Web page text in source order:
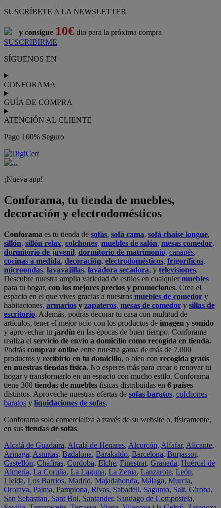
¡Nueva app!
Conforama, tu tienda de muebles,
decoración y electrodomésticos
Conforama
sillón,sillón relax,colchones
dormitorio de juvenil
cocinas a medida,decoración
Descubre nuestra amplia variedad de estilos en cualquier
para tu hogar,
espacio en el que vives gracias a nuestros
habitaciones,
escritorio. Además, podrás decorar tu casa con multitud de
artículos, tener el mejor ocio con los productos de
y aprovechar tu
en las épocas de buen tiempo. Conforama
realiza elservicio de envío a domicilio como recogida en tienda.
Podráscomprar onlineentre nuestra gama de más de 7.000
recibirlo en tu domicilio
No esperes más para crear o renovar tu
hogar y transformarlo en un espacio con mucho estilo. Conforama
tiene 300tiendas de mueblesfísicas distribuidas en6 países
distintos. Aproveche nuestras ofertas desofas baratos,colchones
baratosyliquidaciones de sofas.
Conforama solo comercializa a través de su website o, físicamente,
en sus tiendas de sofás.
Alcalá de Guadaíra,Alcalá de Henares,Alcorcón,Alfafar ,Alicante,
Arinaga,Asturias,Badalona,Barakaldo,Barcelona,Burjassot
Castellón ,Chafiras,Cordoba,Elche ,Finestrat, Granada,Huércal de
Almería,La Coruña,La Laguna,La Zenia,Lanzarote ,León,
Lleida,Los Barrios,Madrid, Majadahonda,Málaga,Murcia,
Orotava,Palma, Pamplona,Rivas,Sabadell ,Sagunto, Salt, Girona
San Sebastian,Sant Boi, Santander,Santiago de Compostela,
Sevilla,Tamaraceite,Terrassa, Viana,Vilanova i la Geltrú,Zaragoza
Ver más >>
© Conforama Términos y Condiciones Política de privacidad
Política de cookies Configuración de Cookies